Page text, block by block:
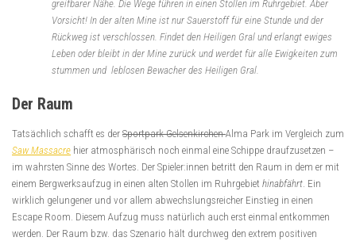
greifbarer Nähe. Die Wege führen in einen Stollen im Ruhrgebiet. Aber
Vorsicht! In der alten Mine ist nur Sauerstoff für eine Stunde und der
Rückweg ist verschlossen. Findet den Heiligen Gral und erlangt ewiges
Leben oder bleibt in der Mine zurück und werdet für alle Ewigkeiten zum
stummen und leblosen Bewacher des Heiligen Gral.
Der Raum
Tatsächlich schafft es der Sportpark GelsenkirchenAlma Park im Vergleich zum
Saw Massacre hier atmosphärisch noch einmal eine Schippe draufzusetzen –
im wahrsten Sinne des Wortes. Der Spieler:innen betritt den Raum in dem er mit
einem Bergwerksaufzug in einen alten Stollen im Ruhrgebiet hinabfährt. Ein
wirklich gelungener und vor allem abwechslungsreicher Einstieg in einen
Escape Room. Diesem Aufzug muss natürlich auch erst einmal entkommen
werden. Der Raum bzw. das Szenario hält durchweg den extrem positiven